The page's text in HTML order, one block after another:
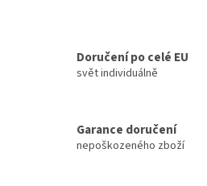
Doručení po celé EU
svět individuálně
Garance doručení
nepoškozeného zboží